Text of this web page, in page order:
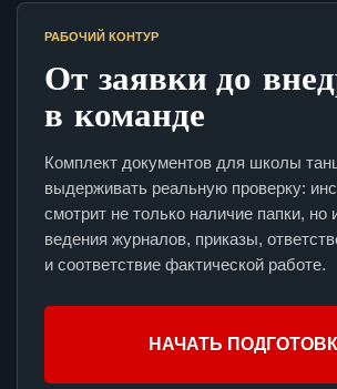
РАБОЧИЙ КОНТУР
От заявки до
в команде
Комплект документов для школы
выдерживать реальную проверку:
смотрит не только наличие папки, но
ведения журналов, приказы,
и соответствие фактической работе.
НАЧАТЬ